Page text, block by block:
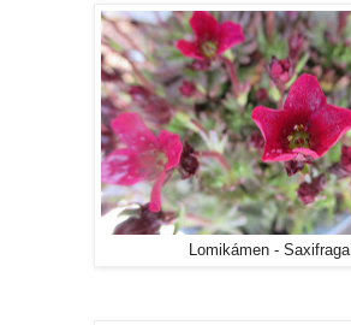
Lomikámen - Saxifraga